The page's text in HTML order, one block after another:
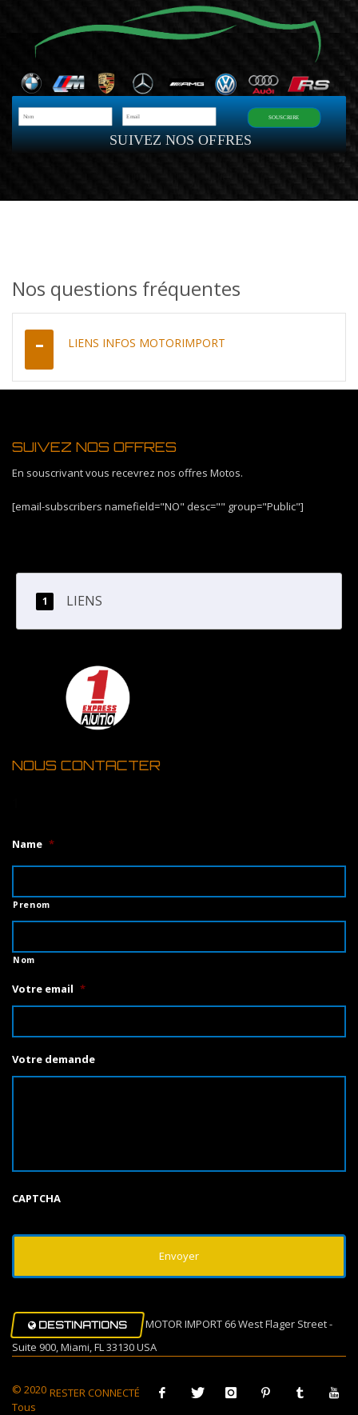
SUIVEZ NOS OFFRES
SOUSCRIRE
Nos questions fréquentes
LIENS INFOS MOTORIMPORT
SUIVEZ NOS OFFRES
En souscrivant vous recevrez nos offres Motos.
[email-subscribers namefield="NO" desc="" group="Public"]
LIENS
NOUS CONTACTER
Name *
Prenom
Nom
Votre email *
Votre demande
CAPTCHA
DESTINATIONS
MOTOR IMPORT 66 West Flager Street -
Suite 900, Miami, FL 33130 USA
RESTER CONNECTÉ
© 2020
Tous